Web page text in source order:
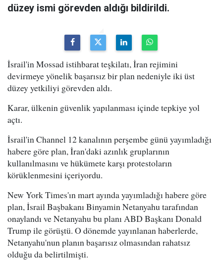
düzey ismi görevden aldığı bildirildi.
İsrail'in Mossad istihbarat teşkilatı, İran rejimini
devirmeye yönelik başarısız bir plan nedeniyle iki üst
düzey yetkiliyi görevden aldı.
Karar, ülkenin güvenlik yapılanması içinde tepkiye yol
açtı.
İsrail'in Channel 12 kanalının perşembe günü yayımladığı
habere göre plan, İran'daki azınlık gruplarının
kullanılmasını ve hükümete karşı protestoların
körüklenmesini içeriyordu.
New York Times'ın mart ayında yayımladığı habere göre
plan, İsrail Başbakanı Binyamin Netanyahu tarafından
onaylandı ve Netanyahu bu planı ABD Başkanı Donald
Trump ile görüştü. O dönemde yayınlanan haberlerde,
Netanyahu'nun planın başarısız olmasından rahatsız
olduğu da belirtilmişti.